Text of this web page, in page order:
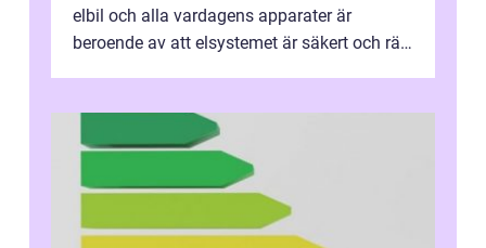
elbil och alla vardagens apparater är
beroende av att elsystemet är säkert och rätt